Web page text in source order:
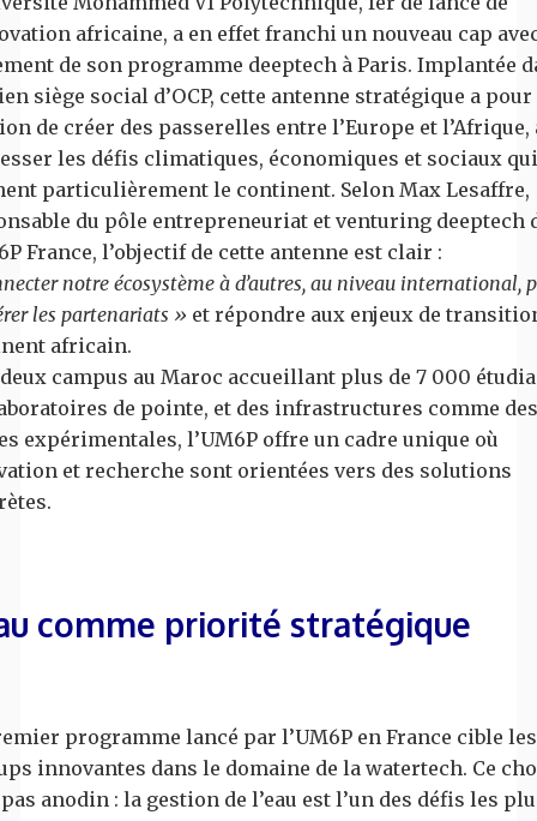
africaine, a en effet franchi un nouveau cap
de son programme deeptech à Paris. Implantée
siège social d’OCP, cette antenne stratégique a pour
de créer des passerelles entre l’Europe et l’Afrique,
les défis climatiques, économiques et sociaux qui
particulièrement le continent. Selon Max Lesaffre,
du pôle entrepreneuriat et venturing deeptech
France, l’objectif de cette antenne est clair :
notre écosystème à d’autres, au niveau international,
les partenariats » et répondre aux enjeux de
africain.
campus au Maroc accueillant plus de 7 000
de pointe, et des infrastructures comme des
expérimentales, l’UM6P offre un cadre unique où
et recherche sont orientées vers des solutions
comme priorité stratégique
programme lancé par l’UM6P en France cible les
innovantes dans le domaine de la watertech. Ce
pas anodin : la gestion de l’eau est l’un des défis les